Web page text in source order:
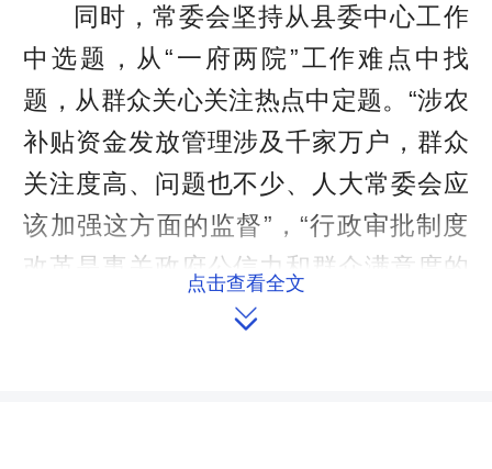
同时，常委会坚持从县委中心工作
中选题，从“一府两院”工作难点中找
题，从群众关心关注热点中定题。“涉农
补贴资金发放管理涉及千家万户，群众
关注度高、问题也不少、人大常委会应
该加强这方面的监督”，“行政审批制度
改革是事关政府公信力和群众满意度的
民心工程，也是涉及体制机制调整、权
点击查看全文
